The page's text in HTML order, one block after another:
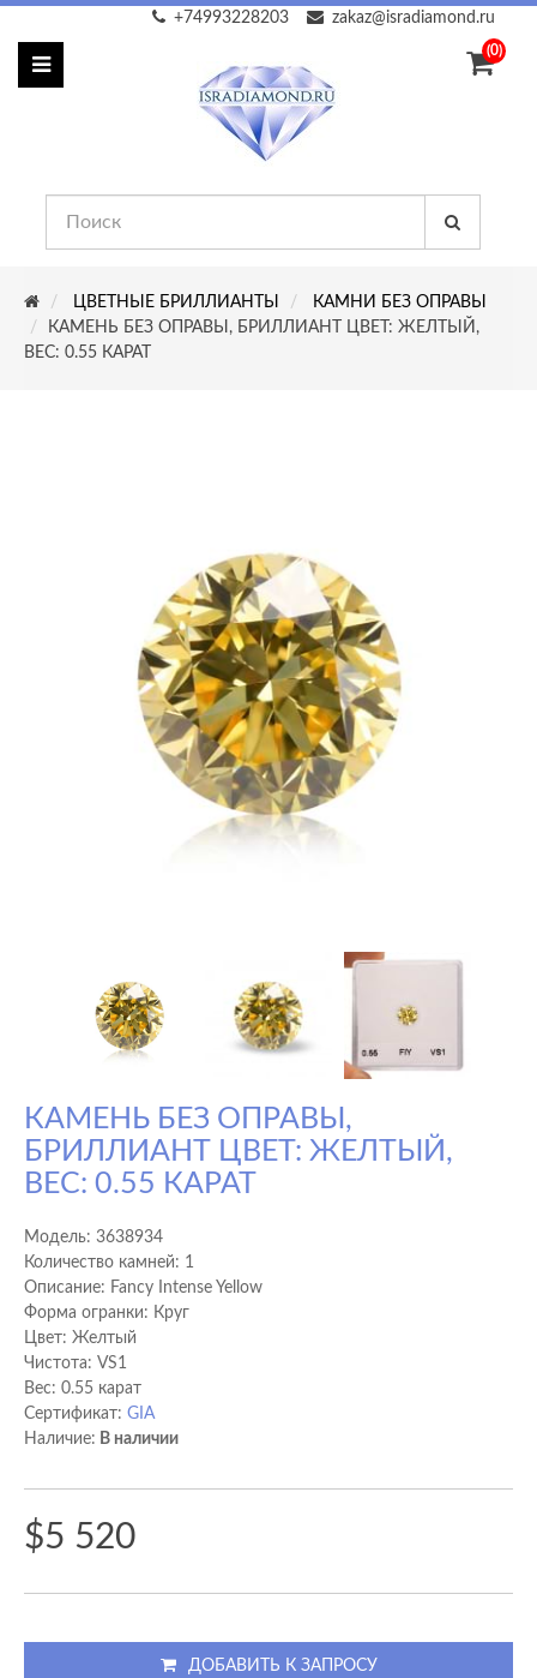
zakaz@isradiamond.ru
+74993228203
(0)
ЦВЕТНЫЕ БРИЛЛИАНТЫ
КАМНИ БЕЗ ОПРАВЫ
КАМЕНЬ БЕЗ ОПРАВЫ, БРИЛЛИАНТ ЦВЕТ: ЖЕЛТЫЙ,
ВЕС: 0.55 КАРАТ
КАМЕНЬ БЕЗ ОПРАВЫ,
БРИЛЛИАНТ ЦВЕТ: ЖЕЛТЫЙ,
ВЕС: 0.55 КАРАТ
Модель: 3638934
Количество камней: 1
Описание: Fancy Intense Yellow
Форма огранки: Круг
Цвет: Желтый
Чистота: VS1
Вес: 0.55 карат
Сертификат: GIA
Наличие: В наличии
$5 520
ДОБАВИТЬ К ЗАПРОСУ